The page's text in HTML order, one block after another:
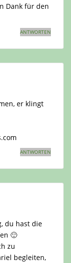
Dank für den
ANTWORTEN
er klingt
ANTWORTEN
du hast die
🙂
zu
begleiten,